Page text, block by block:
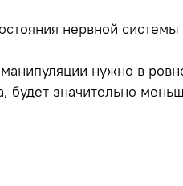
нервной
нужно в
будет значительно